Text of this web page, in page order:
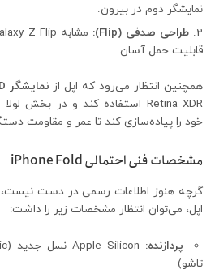
نمایشگر دوم در بیرون.
طراحی صدفی (Flip):
قابلیت حمل آسان.
همچنین انتظار می‌رود که اپل از نمایشگر OLED منعطف
خود را پیاده‌سازی کند تا عمر و مقاومت
مشخصات فنی احتمالی iPhone Fold
گرچه هنوز اطلاعات رسمی در دست نیست،
اپل، می‌توان انتظار مشخصات زیر را داشت:
پردازنده:
تاشو)